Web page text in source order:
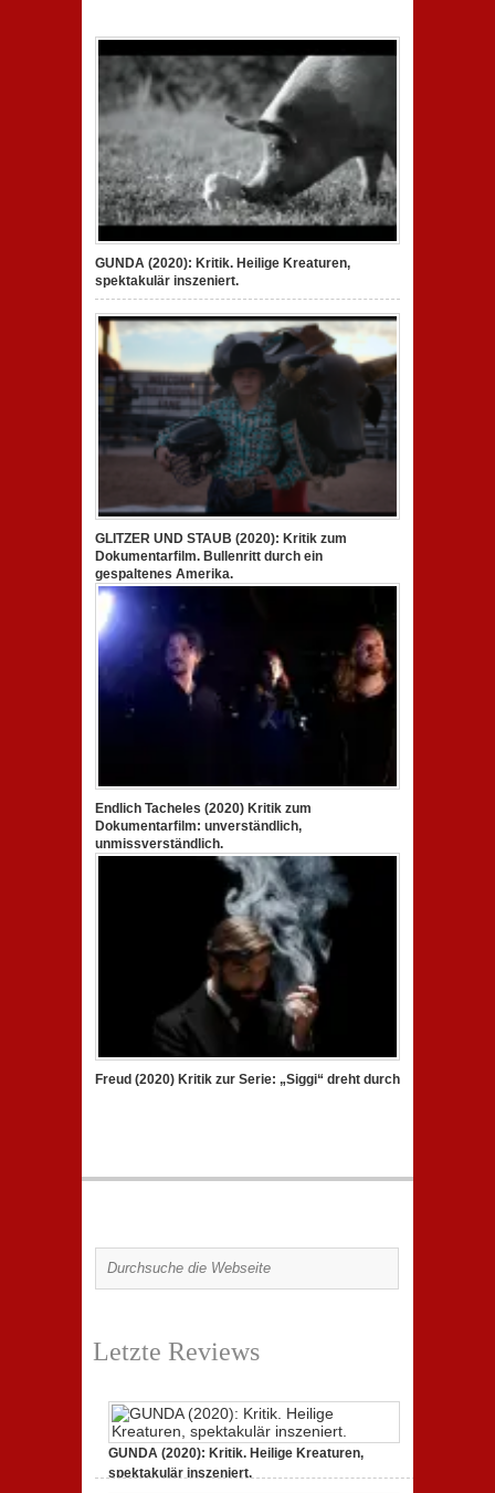
GUNDA (2020): Kritik. Heilige Kreaturen,
spektakulär inszeniert.
GLITZER UND STAUB (2020): Kritik zum
Dokumentarfilm. Bullenritt durch ein
gespaltenes Amerika.
Endlich Tacheles (2020) Kritik zum
Dokumentarfilm: unverständlich,
unmissverständlich.
Freud (2020) Kritik zur Serie: „Siggi“ dreht durch
Letzte Reviews
GUNDA (2020): Kritik. Heilige Kreaturen,
spektakulär inszeniert.